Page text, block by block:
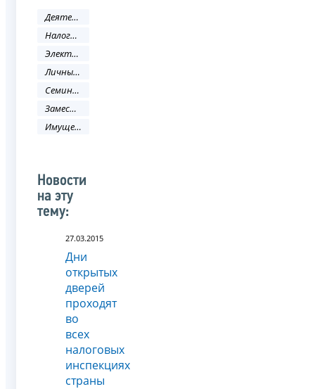
Деятельность ФНС
Налоговое законодательство
Электронные услуги
Личный кабинет
Семинар
Заместитель руководителя ФНС России
Имущественные налоги
Новости
на эту
тему:
27.03.2015
Дни
открытых
дверей
проходят
во
всех
налоговых
инспекциях
страны